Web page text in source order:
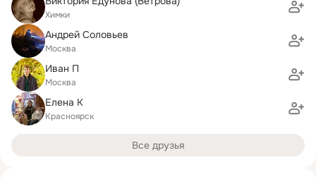
Химки
Андрей Соловьев
Москва
Иван П
Москва
Елена К
Красноярск
Все друзья